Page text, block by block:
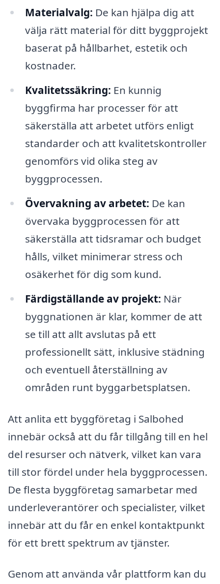
Materialvalg: De kan hjälpa dig att
välja rätt material för ditt byggprojekt
baserat på hållbarhet, estetik och
kostnader.
Kvalitetssäkring: En kunnig
byggfirma har processer för att
säkerställa att arbetet utförs enligt
standarder och att kvalitetskontroller
genomförs vid olika steg av
byggprocessen.
Övervakning av arbetet: De kan
övervaka byggprocessen för att
säkerställa att tidsramar och budget
hålls, vilket minimerar stress och
osäkerhet för dig som kund.
Färdigställande av projekt: När
byggnationen är klar, kommer de att
se till att allt avslutas på ett
professionellt sätt, inklusive städning
och eventuell återställning av
områden runt byggarbetsplatsen.
Att anlita ett byggföretag i Salbohed
innebär också att du får tillgång till en hel
del resurser och nätverk, vilket kan vara
till stor fördel under hela byggprocessen.
De flesta byggföretag samarbetar med
underleverantörer och specialister, vilket
innebär att du får en enkel kontaktpunkt
för ett brett spektrum av tjänster.
Genom att använda vår plattform kan du